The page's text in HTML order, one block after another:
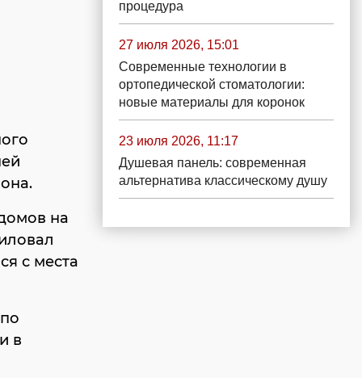
на
с места
в
процедура
27 июля 2026, 15:01
Современные технологии в
ортопедической стоматологии:
новые материалы для коронок
23 июля 2026, 11:17
Душевая панель: современная
альтернатива классическому душу